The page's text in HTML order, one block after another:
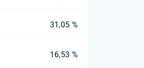
31,05 %
16,53 %